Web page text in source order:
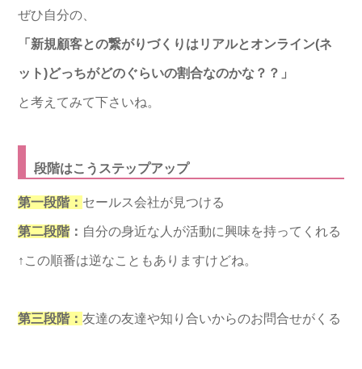
ぜひ自分の、
「新規顧客との繋がりづくりはリアルとオンライン(ネ
ット)どっちがどのぐらいの割合なのかな？？」
と考えてみて下さいね。
段階はこうステップアップ
第一段階： セールス会社が見つける
第二段階： 自分の身近な人が活動に興味を持ってくれる
↑この順番は逆なこともありますけどね。
第三段階： 友達の友達や知り合いからのお問合せがくる